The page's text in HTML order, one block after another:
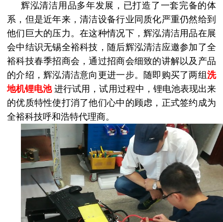
辉泓清洁用品多年发展，已打造了一套完备的体
系，但是近年来，清洁设备行业同质化严重仍然给到
他们巨大的压力。在这种情况下，辉泓清洁用品在展
会中结识无锡全裕科技，随后辉泓清洁应邀参加了全
裕科技春季招商会，通过招商会细致的讲解以及产品
的介绍，辉泓清洁意向更进一步。随即购买了两组 洗
地机锂电池 进行试用，试用过程中，锂电池表现出来
的优质特性使打消了他们心中的顾虑，正式签约成为
全裕科技呼和浩特代理商。